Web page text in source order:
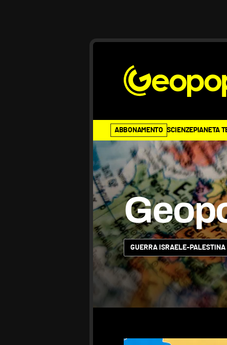
ABBONAMENTO SCIENZEPIANETA
GUERRA ISRAELE-PALESTINA